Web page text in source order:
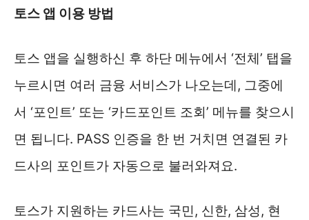
토스 앱 이용 방법
토스 앱을 실행하신 후 하단 메뉴에서 ‘전체’ 탭을
누르시면 여러 금융 서비스가 나오는데, 그중에
서 ‘포인트’ 또는 ‘카드포인트 조회’ 메뉴를 찾으시
면 됩니다. PASS 인증을 한 번 거치면 연결된 카
드사의 포인트가 자동으로 불러와져요.
토스가 지원하는 카드사는 국민, 신한, 삼성, 현